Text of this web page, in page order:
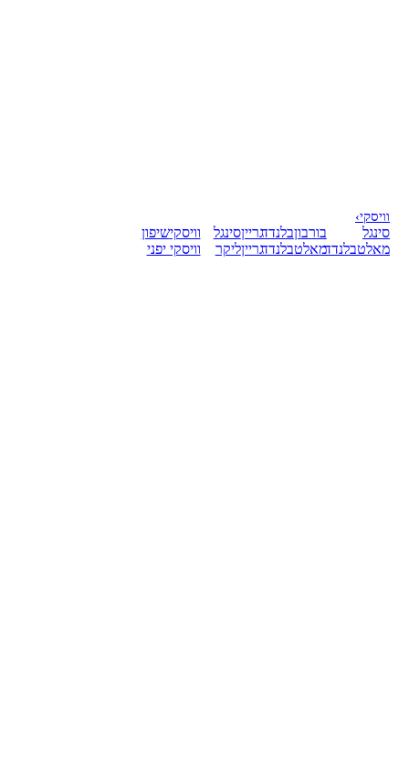
וויסקי›
סינגל
מאלטבלנדד
בורבוןבלנדד
מאלטבלנדד
גרייןסינגל
גרייןליקר
וויסקישיפון
וויסקי יפני